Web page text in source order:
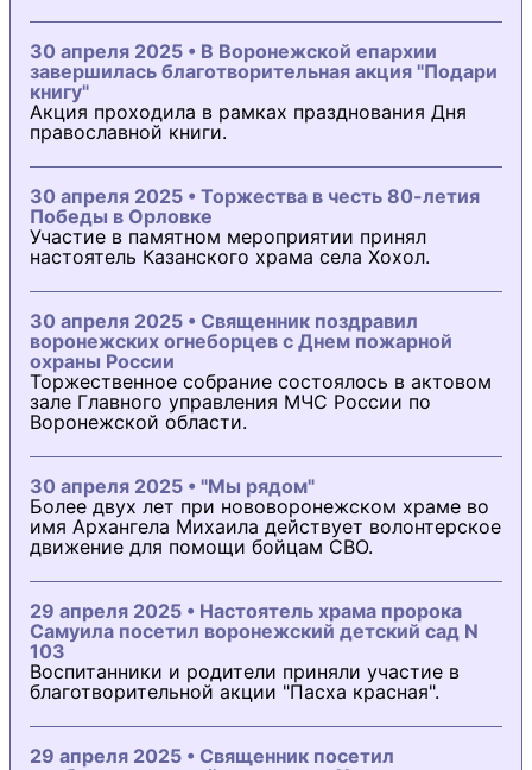
30 апреля 2025 • В Воронежской епархии
завершилась благотворительная акция "Подари
книгу"
Акция проходила в рамках празднования Дня
православной книги.
30 апреля 2025 • Торжества в честь 80-летия
Победы в Орловке
Участие в памятном мероприятии принял
настоятель Казанского храма села Хохол.
30 апреля 2025 • Священник поздравил
воронежских огнеборцев с Днем пожарной
охраны России
Торжественное собрание состоялось в актовом
зале Главного управления МЧС России по
Воронежской области.
30 апреля 2025 • "Мы рядом"
Более двух лет при нововоронежском храме во
имя Архангела Михаила действует волонтерское
движение для помощи бойцам СВО.
29 апреля 2025 • Настоятель храма пророка
Самуила посетил воронежский детский сад N
103
Воспитанники и родители приняли участие в
благотворительной акции "Пасха красная".
29 апреля 2025 • Священник посетил